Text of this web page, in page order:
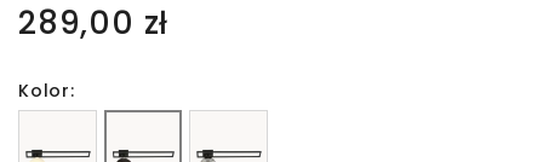
289,00 zł
Kolor: